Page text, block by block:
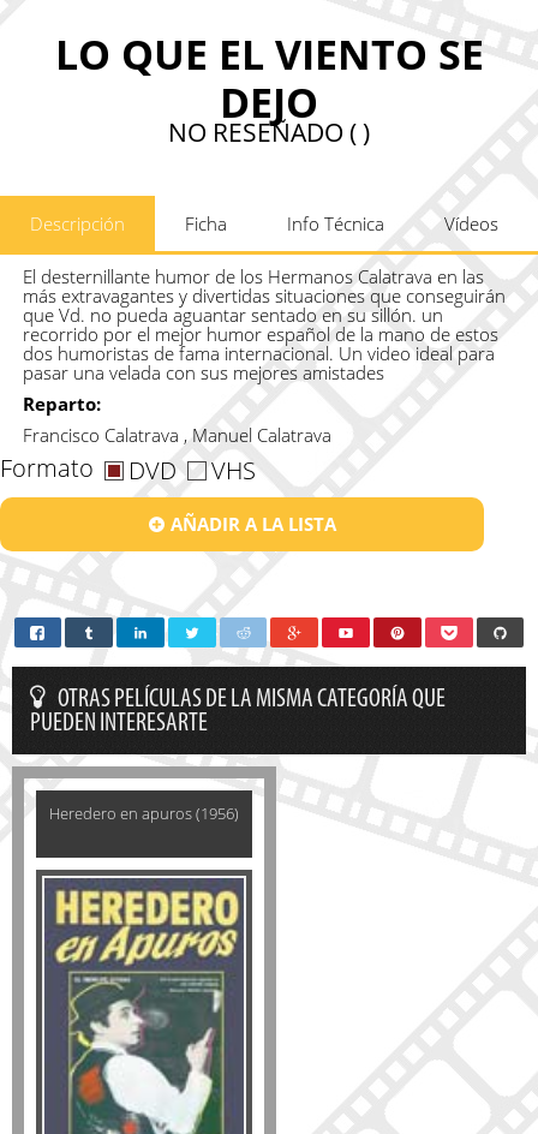
LO QUE EL VIENTO SE
DEJO
NO RESEÑADO ( )
Descripción Ficha Info Técnica Vídeos
El desternillante humor de los Hermanos Calatrava en las
más extravagantes y divertidas situaciones que conseguirán
que Vd. no pueda aguantar sentado en su sillón. un
recorrido por el mejor humor español de la mano de estos
dos humoristas de fama internacional. Un video ideal para
pasar una velada con sus mejores amistades
Reparto:
Francisco Calatrava , Manuel Calatrava
Formato DVD VHS
AÑADIR A LA LISTA
OTRAS PELÍCULAS DE LA MISMA CATEGORÍA QUE
PUEDEN INTERESARTE
Heredero en apuros (1956)